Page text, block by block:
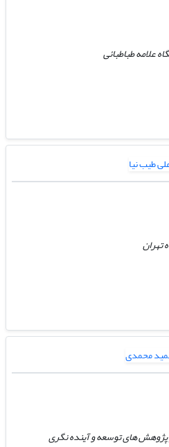
علامه طباطبائی
تهران
های توسعه و آینده نگری